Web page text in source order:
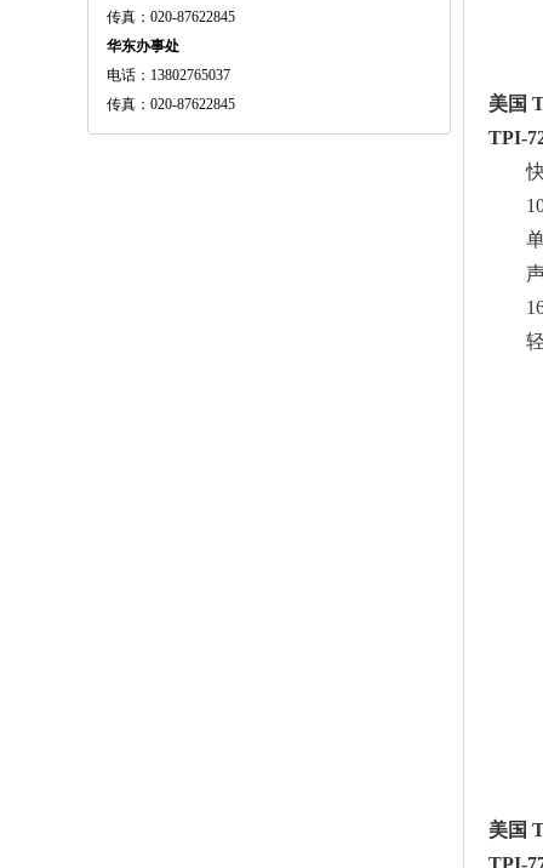
传真：020-87622845
华东办事处
电话：13802765037
传真：020-87622845
美国
TPI-
美国
TPI-